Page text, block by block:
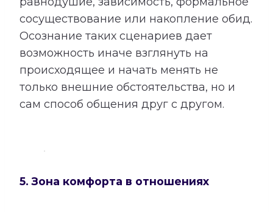
сосуществование или накопление обид.
Осознание таких сценариев дает
возможность иначе взглянуть на
происходящее и начать менять не
только внешние обстоятельства, но и
сам способ общения друг с другом.
5. Зона комфорта в отношениях